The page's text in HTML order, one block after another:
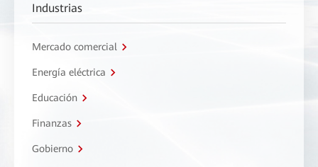
Industrias
Mercado comercial
Energía eléctrica
Educación
Finanzas
Gobierno